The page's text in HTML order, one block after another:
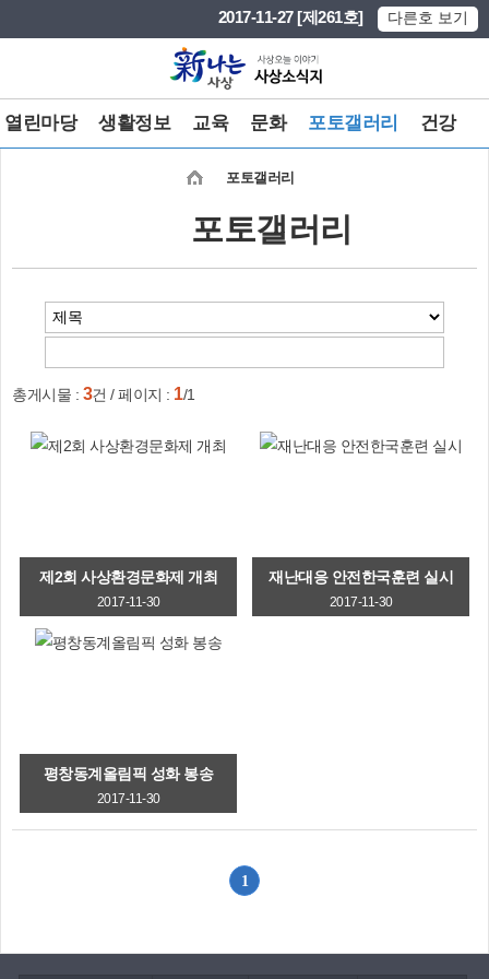
2017-11-27 [제261호] 다른호 보기
열린마당 생활정보 교육 문화 포토갤러리 건강
포토갤러리
포토갤러리
총게시물 : 3건 / 페이지 : 1/1
제2회 사상환경문화제 개최
2017-11-30
재난대응 안전한국훈련 실시
2017-11-30
평창동계올림픽 성화 봉송
2017-11-30
1